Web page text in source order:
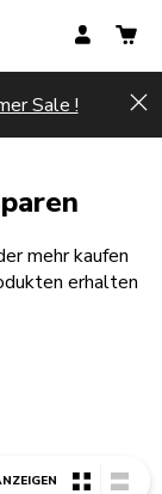
Sale !
mehr kaufen
erhalten